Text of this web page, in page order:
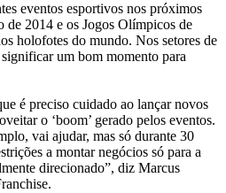
eventos esportivos nos próximos
de 2014 e os Jogos Olímpicos de
holofotes do mundo. Nos setores de
um bom momento para
é preciso cuidado ao lançar novos
o ‘boom’ gerado pelos eventos.
vai ajudar, mas só durante 30
a montar negócios só para a
direcionado”, diz Marcus